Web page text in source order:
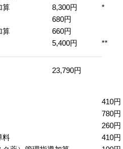
算
算
8,300円
680円
660円
5,400円
*
**
23,790円
料
410
780
260
410